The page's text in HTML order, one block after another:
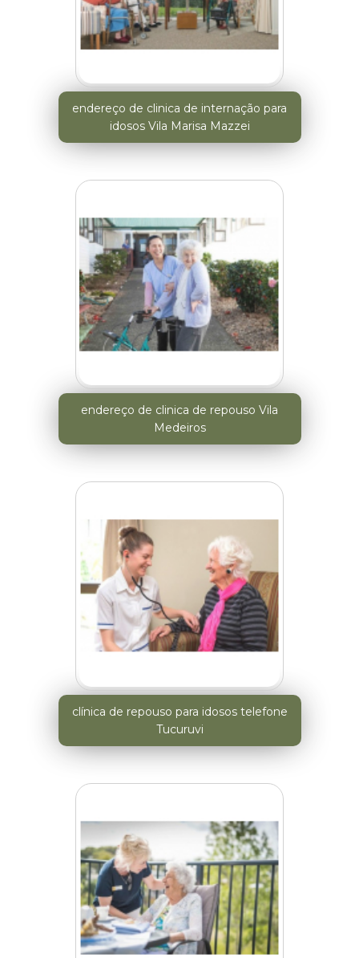
endereço de clinica de internação para
idosos Vila Marisa Mazzei
endereço de clinica de repouso Vila
Medeiros
clínica de repouso para idosos telefone
Tucuruvi